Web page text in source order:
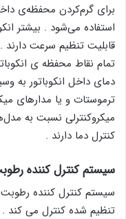
برای گرم‌کردن محفظه‌ی
استفاده می‌شود . بیشتر
قابلیت تنظیم سرعت
تمام نقاط محفظه ی
دمای داخل انکوباتور به
ترموستات و یا مدارهای
میکروکنترلی نسبت به
کنترل دما دارند .
سیستم کنترل کننده
سیستم کنترل کننده
تنظیم شده کنترل می کند .